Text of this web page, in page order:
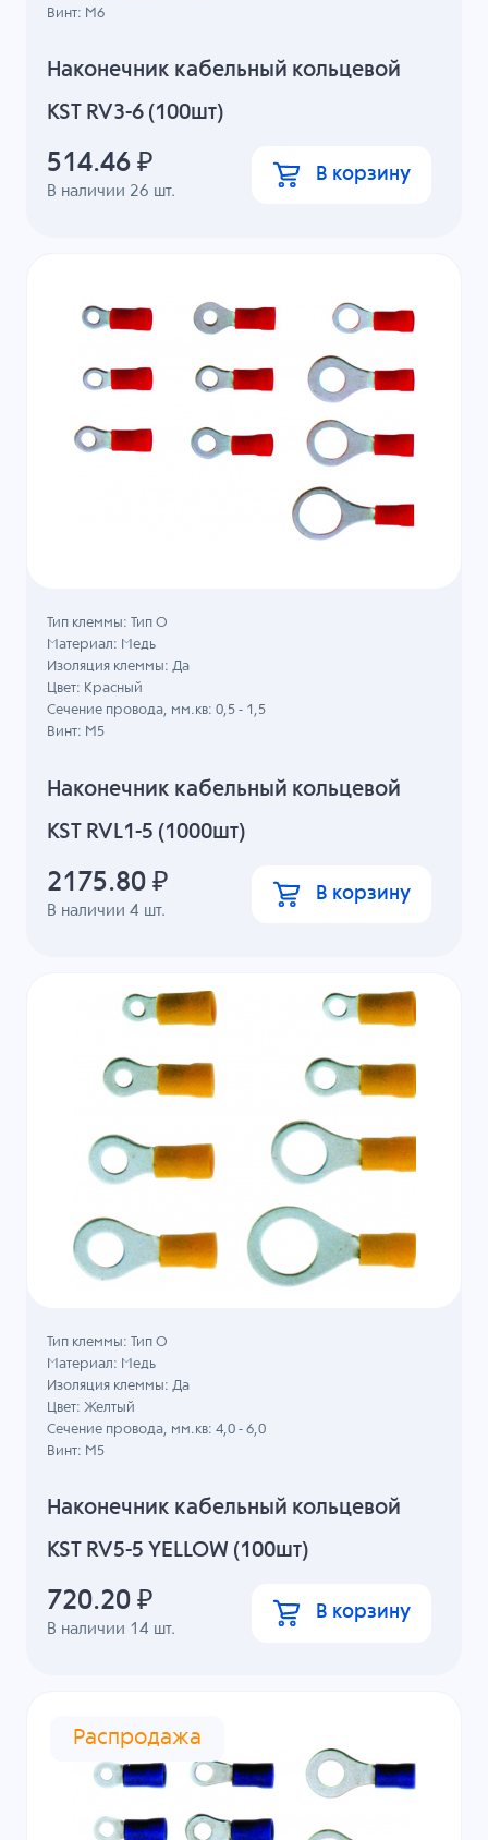
Наконечник кабельный кольцевой
KST RV3-6 (100шт)
В наличии 26 шт.
Винт: M6
514.46 ₽ В корзину
Наконечник кабельный кольцевой
KST RVL1-5 (1000шт)
В наличии4 шт.
Тип клеммы: Тип О
Материал: Медь
Изоляция клеммы: Да
Цвет: Красный
Сечение провода, мм.кв: 0,5 - 1,5
Винт: M5
2175.80 ₽ В корзину
Наконечник кабельный кольцевой
KST RV5-5 YELLOW (100шт)
В наличии 14 шт.
Тип клеммы: Тип О
Материал: Медь
Изоляция клеммы: Да
Цвет: Желтый
Сечение провода, мм.кв: 4,0 - 6,0
Винт: M5
720.20 ₽ В корзину
Распродажа